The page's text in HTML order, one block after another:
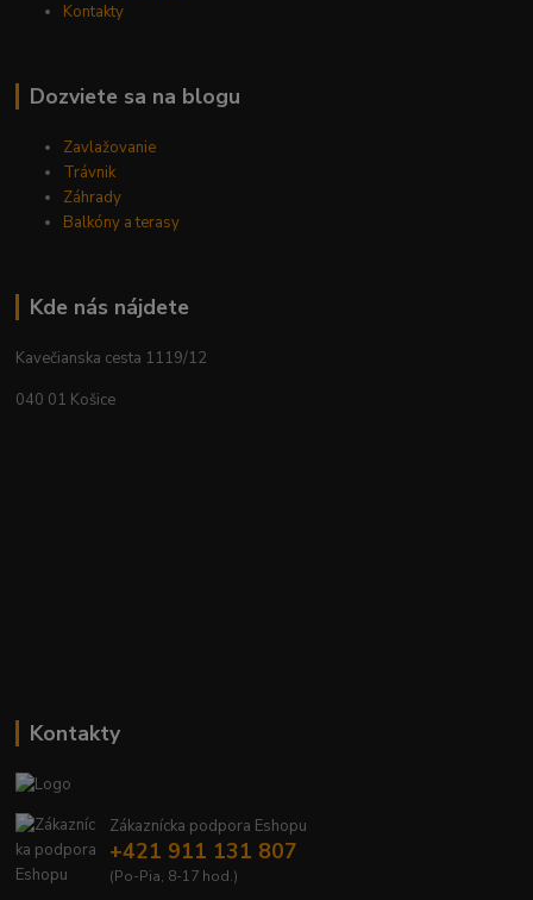
Kontakty
Dozviete sa na blogu
Zavlažovanie
Trávnik
Záhrady
Balkóny a terasy
Kde nás nájdete
Kavečianska cesta 1119/12
040 01 Košice
Kontakty
Zákaznícka podpora Eshopu
+421 911 131 807
(Po-Pia, 8-17 hod.)